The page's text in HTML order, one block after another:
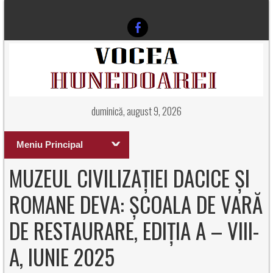
duminică, august 9, 2026
Meniu Principal
MUZEUL CIVILIZAȚIEI DACICE ȘI
ROMANE DEVA: ȘCOALA DE VARĂ
DE RESTAURARE, EDIȚIA A – VIII-
A, IUNIE 2025